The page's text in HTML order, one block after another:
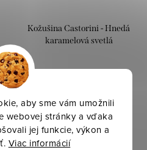
aby sme vám umožnili
webovej stránky a vďaka
jej funkcie, výkon a
Viac informácií
Kožušina Castorini - Hnedá
karamelová svetlá
DO KOŠÍKA
Skladom